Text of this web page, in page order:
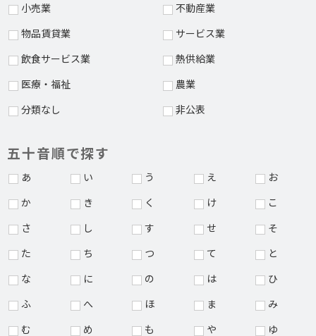
小売業
不動産業
物品賃貸業
サービス業
飲食サービス業
熱供給業
医療・福祉
農業
分類なし
非公表
五十音順で探す
あ い う え
お
か
き く け
こ
さ
し す せ
そ
た
ち つ て
と
な
に の は
ひ
ふ
へ ほ ま
み
む
め も や
ゆ